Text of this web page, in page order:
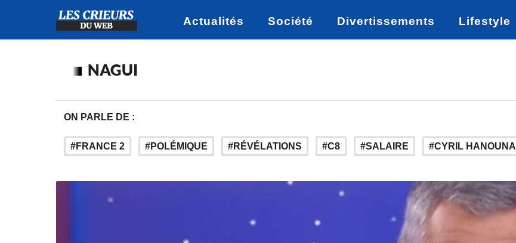
Actualités Société Divertissements Lifestyle
NAGUI
ON PARLE DE :
FRANCE 2 POLÉMIQUE RÉVÉLATIONS C8 SALAIRE CYRIL HANOUNA